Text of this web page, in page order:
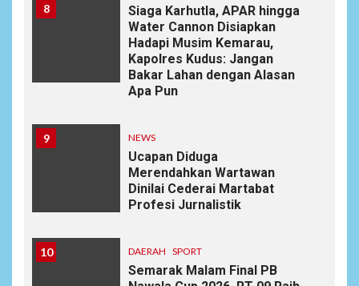
8
Siaga Karhutla, APAR hingga
Water Cannon Disiapkan
Hadapi Musim Kemarau,
Kapolres Kudus: Jangan
Bakar Lahan dengan Alasan
Apa Pun
9 NEWS
Ucapan Diduga
Merendahkan Wartawan
Dinilai Cederai Martabat
Profesi Jurnalistik
10 DAERAH SPORT
Semarak Malam Final PB